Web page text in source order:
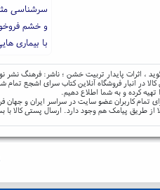
سرشناسی
و خشم
با بیماری
، اثرات پایدار تربیت خشن ؛ ناشر: فرهنگ نشر
در انبار فروشگاه آنلاین کتاب سرای اشجع
تهیه کرده و به شما اطلاع دهیم.
برای تمام کاربران عضو سایت در سراسر ایران
از طریق پیامک هم وجود دارد. ارسال پستی کالا